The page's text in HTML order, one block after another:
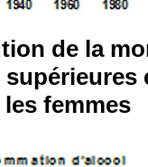
de la
femmes